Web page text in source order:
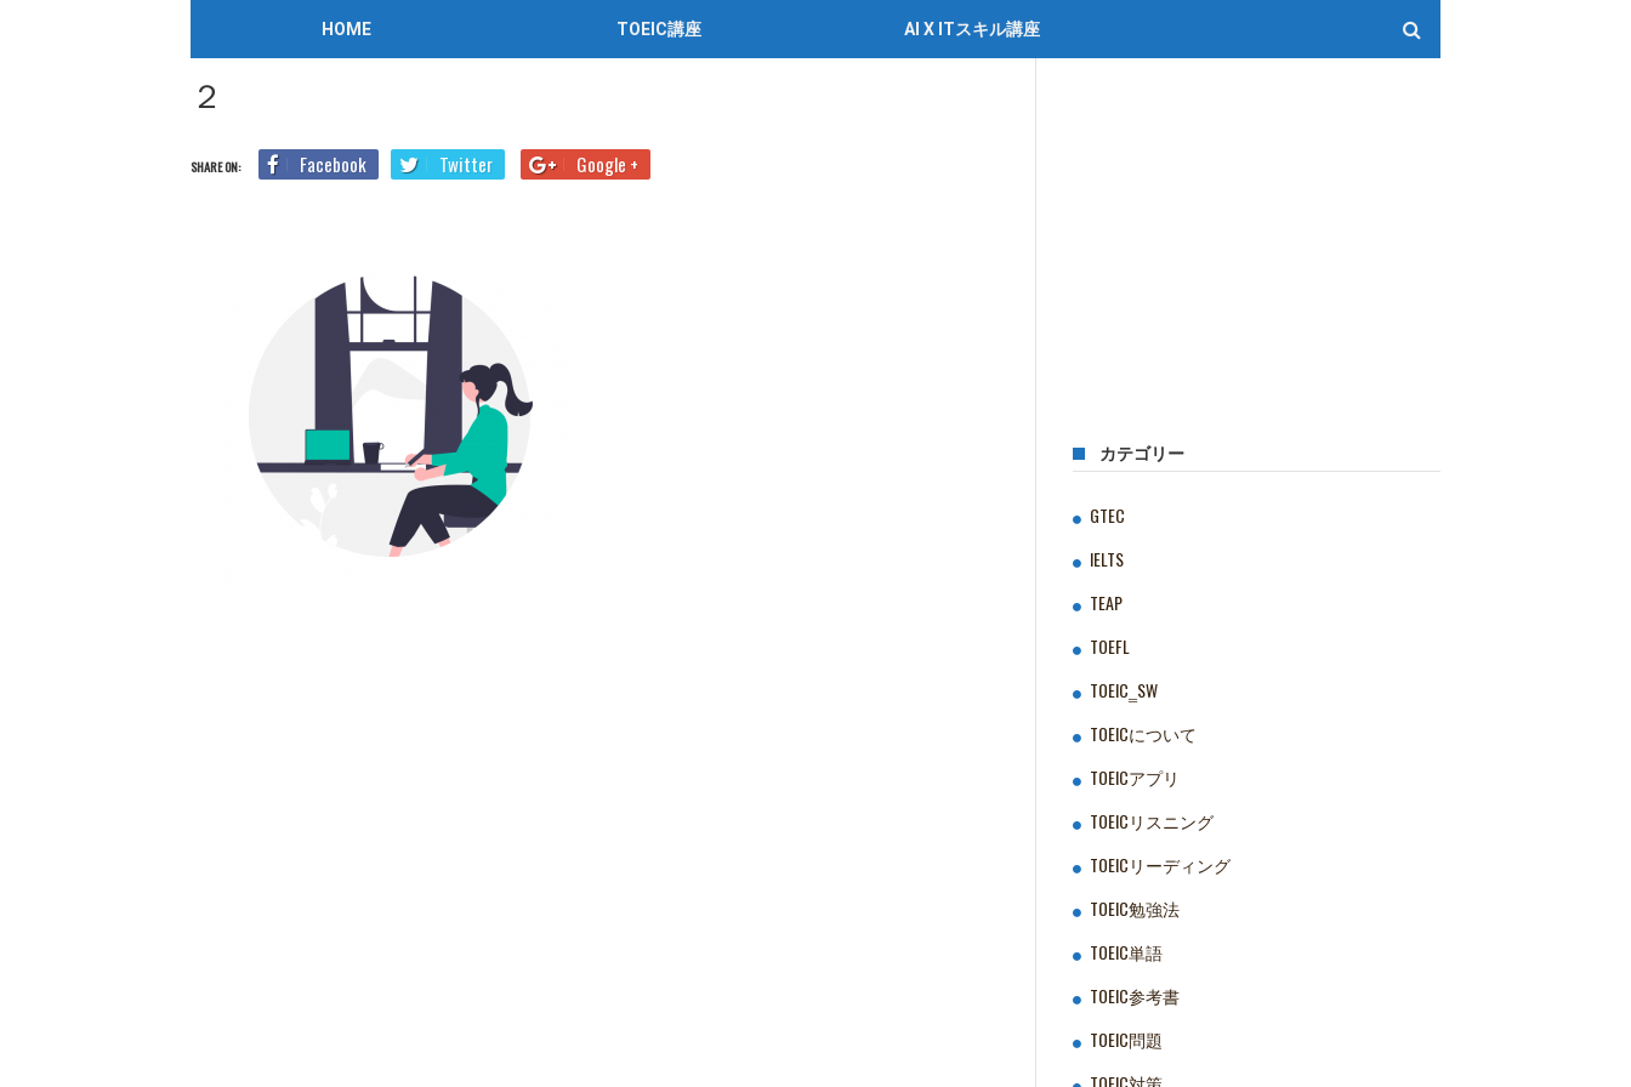
HOME TOEIC講座 AI X ITスキル講座
TOEIC勉強法 TOEICに過去問はない？それでも心配いらない３つの理由
２
SHARE ON: Facebook Twitter Google +
カテゴリー
GTEC
IELTS
TEAP
TOEFL
TOEIC‗SW
TOEICについて
TOEICアプリ
TOEICリスニング
TOEICリーディング
TOEIC勉強法
TOEIC単語
TOEIC参考書
TOEIC問題